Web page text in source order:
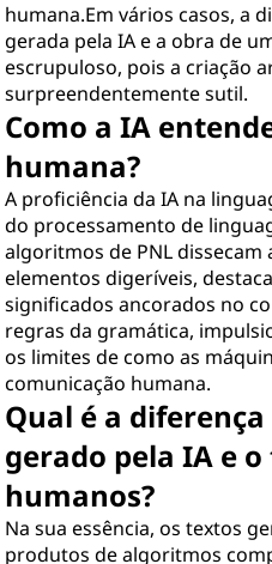
humana.Em vários casos, a
gerada pela IA e a obra de
escrupuloso, pois a criação
surpreendentemente sutil.
Como a IA
humana?
A proficiência da IA na
do processamento de
algoritmos de PNL dissecam
elementos digeríveis,
significados ancorados no
regras da gramática,
os limites de como as
comunicação humana.
Qual é a
gerado pela IA e
humanos?
Na sua essência, os textos
produtos de algoritmos